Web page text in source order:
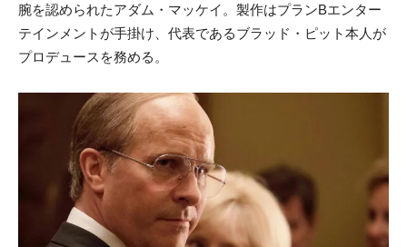
腕を認められたアダム・マッケイ。製作はプランBエンター
テインメントが手掛け、代表であるブラッド・ピット本人が
プロデュースを務める。